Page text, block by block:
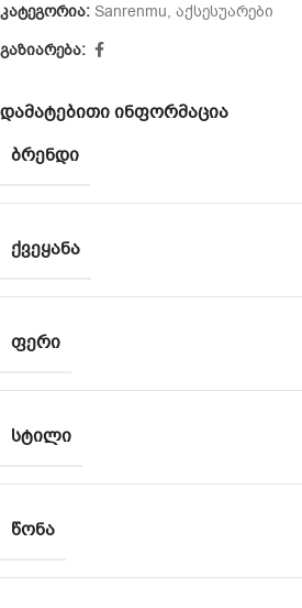
კატეგორია: Sanrenmu, აქსესუარები
გაზიარება:
დამატებითი ინფორმაცია
ᲑᲠᲔᲜᲓᲘ
ᲥᲕᲔᲧᲐᲜᲐ
ᲤᲔᲠᲘ
ᲡᲢᲘᲚᲘ
ᲬᲝᲜᲐ